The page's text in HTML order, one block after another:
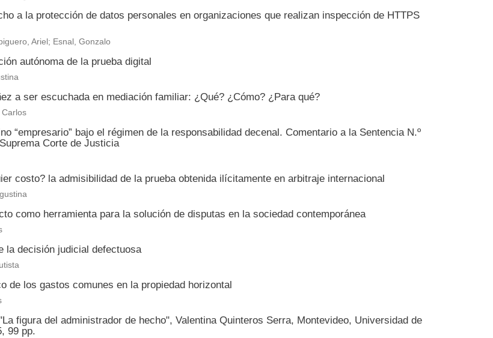
a la protección de datos personales en organizaciones que realizan inspección de HTTPS
Ariel; Esnal, Gonzalo
autónoma de la prueba digital
a ser escuchada en mediación familiar: ¿Qué? ¿Cómo? ¿Para qué?
“empresario” bajo el régimen de la responsabilidad decenal. Comentario a la Sentencia N.º
Corte de Justicia
costo? la admisibilidad de la prueba obtenida ilícitamente en arbitraje internacional
como herramienta para la solución de disputas en la sociedad contemporánea
la decisión judicial defectuosa
de los gastos comunes en la propiedad horizontal
figura del administrador de hecho", Valentina Quinteros Serra, Montevideo, Universidad de
99 pp.